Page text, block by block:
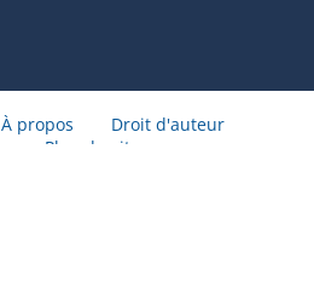
À propos
Droit d'auteur
Plan du site